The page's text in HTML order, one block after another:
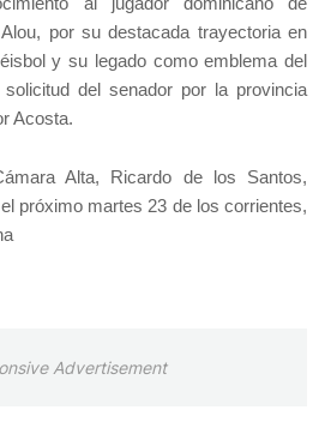
por su destacada trayectoria en
y su legado como emblema del
del senador por la provincia
Acosta.
Alta, Ricardo de los Santos,
próximo martes 23 de los corrientes,
Advertisement